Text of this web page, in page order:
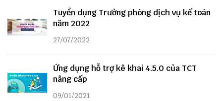
Tuyển dụng Trưởng phòng dịch vụ kế toán
năm 2022
27/07/2022
Ứng dụng hỗ trợ kê khai 4.5.0 của TCT
nâng cấp
09/01/2021